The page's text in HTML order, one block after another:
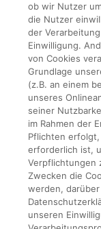
ob wir Nutzer
die Nutzer
der
Einwilligung.
von Cookies
Grundlage
(z.B. an einem
unseres
seiner
im Rahmen der
Pflichten
erforderlich ist,
Verpflichtungen
Zwecken die
werden,
unseren